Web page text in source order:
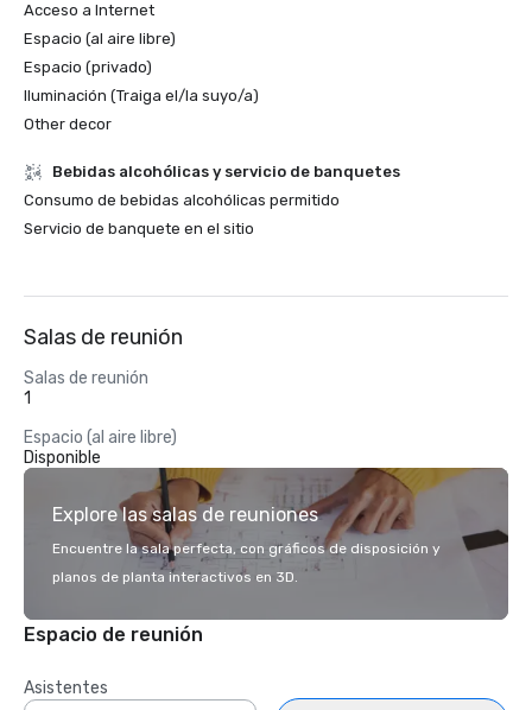
Acceso a Internet
Espacio (al aire libre)
Espacio (privado)
Iluminación (Traiga el/la suyo/a)
Other decor
Bebidas alcohólicas y servicio de banquetes
Consumo de bebidas alcohólicas permitido
Servicio de banquete en el sitio
Salas de reunión
Salas de reunión
1
Espacio (al aire libre)
Disponible
Explore las salas de reuniones
Encuentre la sala perfecta, con gráficos de disposición y
planos de planta interactivos en 3D.
Espacio de reunión
Asistentes